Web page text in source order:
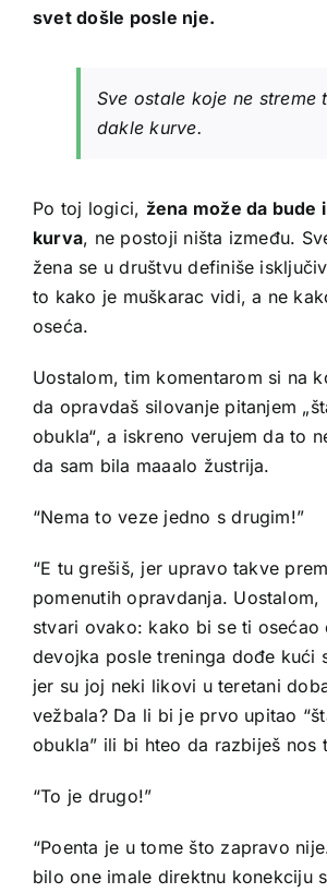
svet došle posle nje.
Sve ostale koje ne streme
dakle kurve.
Po toj logici, žena može da bude
kurva, ne postoji ništa između.
žena se u društvu definiše
to kako je muškarac vidi, a ne
oseća.
Uostalom, tim komentarom si na
da opravdaš silovanje pitanjem
obukla“, a iskreno verujem da to
da sam bila maaalo žustrija.
“Nema to veze jedno s drugim!”
“E tu grešiš, jer upravo takve
pomenutih opravdanja. Uostalom,
stvari ovako: kako bi se ti osećao
devojka posle treninga dođe kući
jer su joj neki likovi u teretani
vežbala? Da li bi je prvo upitao
obukla” ili bi hteo da razbiješ nos
“To je drugo!”
“Poenta je u tome što zapravo
bilo one imale direktnu konekciju